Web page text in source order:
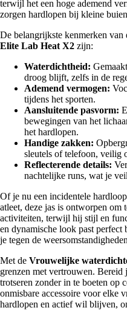
terwijl het een hoge ademend
zorgen hardlopen bij kleine
De belangrijkste kenmerken van
Elite Lab Heat X2 zijn:
Waterdichtheid:
droog blijft, zelfs in de
Ademend vermogen:
tijdens het sporten.
Aansluitende pasvorm:
bewegingen van het
het hardlopen.
Handige zakken:
sleutels of telefoon, veilig
Reflecterende details:
nachtelijke runs, wat je
Of je nu een incidentele
atleet, deze jas is ontworpen om
activiteiten, terwijl hij stijl en
en dynamische look past
je tegen de
Met de Vrouwelijke
grenzen met vertrouwen.
trotseren zonder in te boeten op
onmisbare accessoire voor elke
hardlopen en actief wil blijven,